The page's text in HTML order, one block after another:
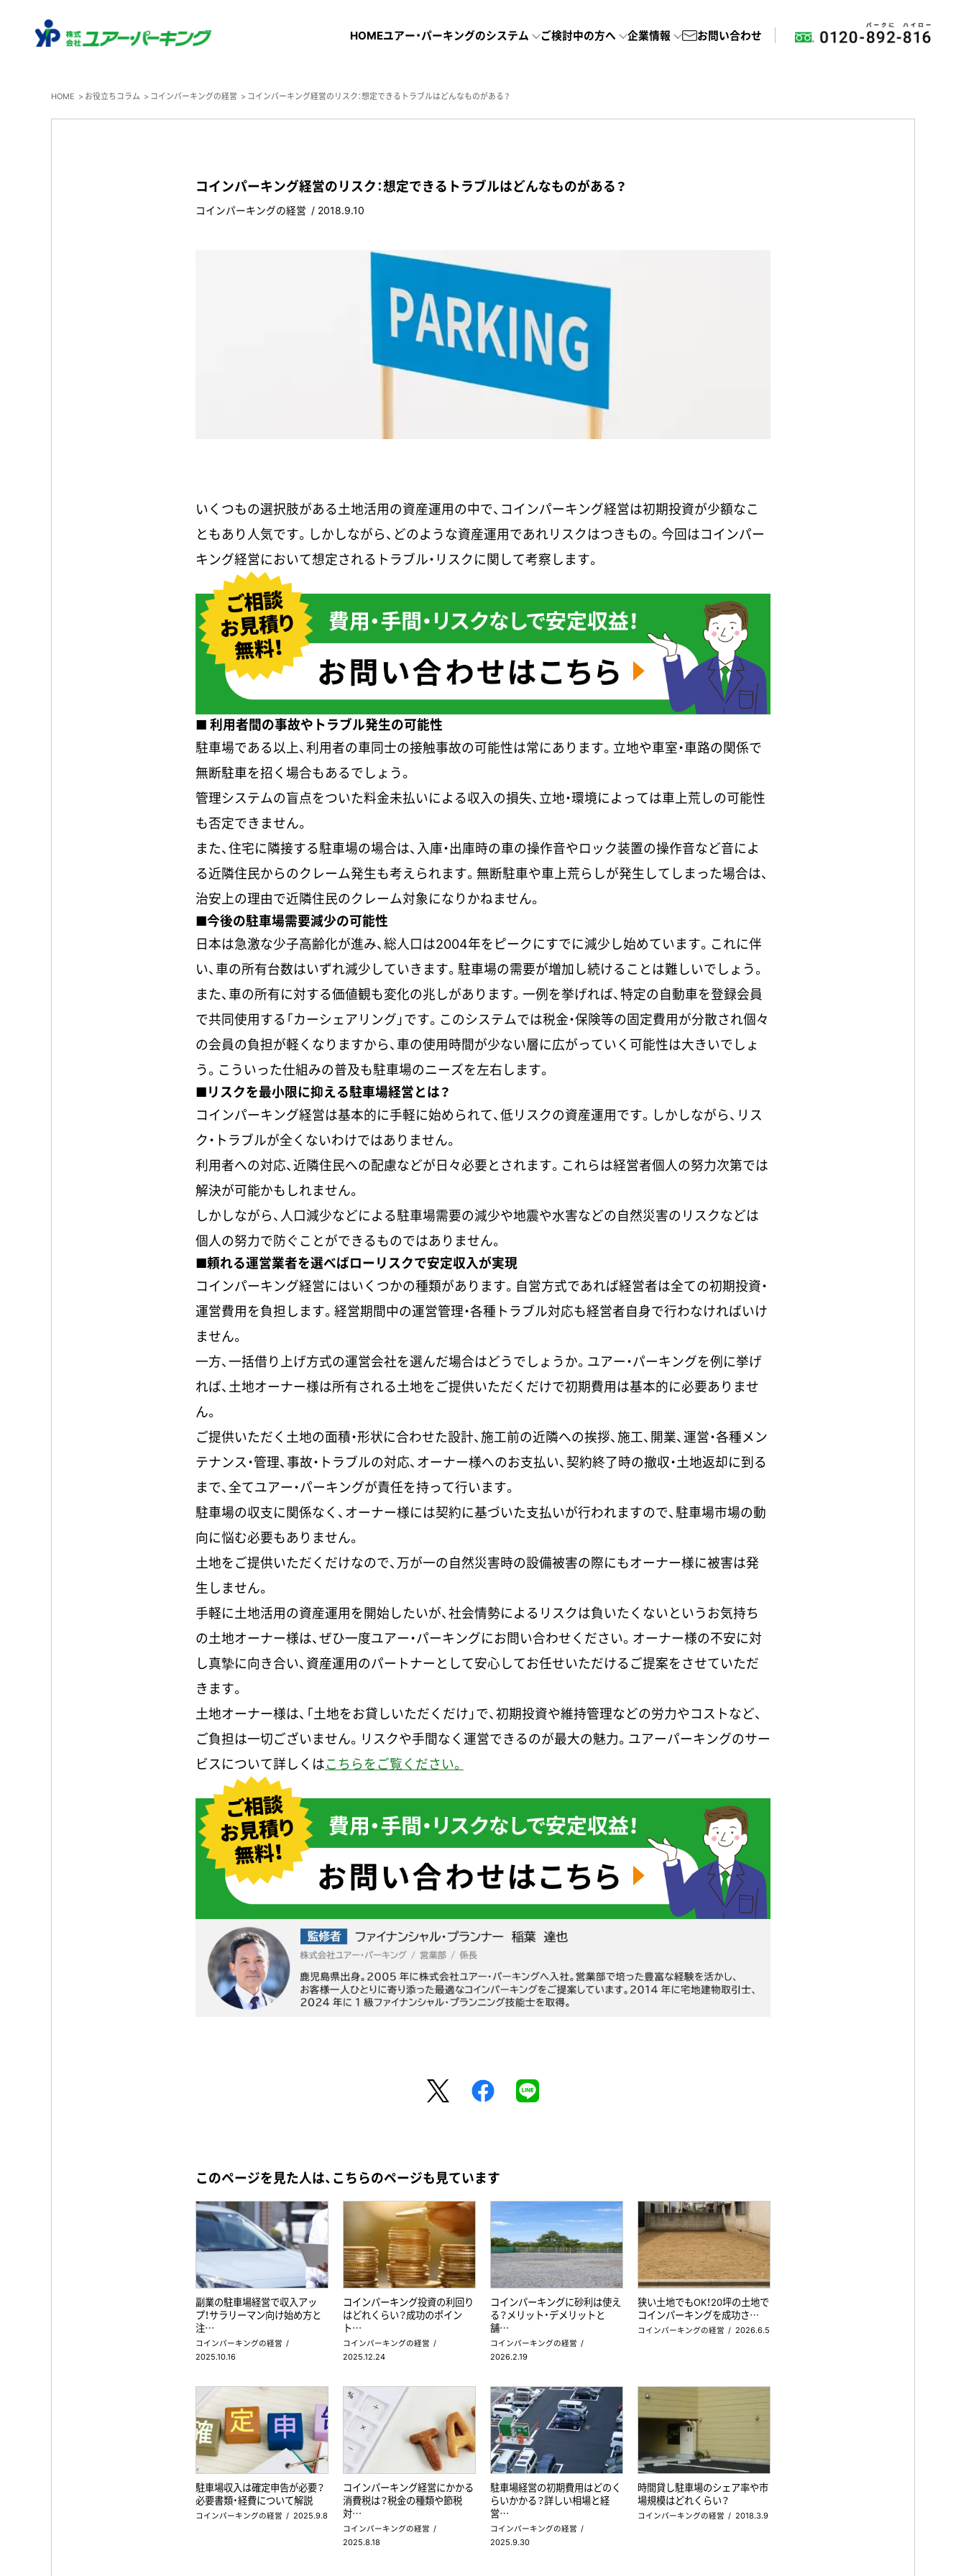
HOMEユアー・パーキングのシステム ご検討中の方へ 企業情報 お問い合わせ
HOME お役立ちコラム コインパーキングの経営 コインパーキング経営のリスク：想定できるトラブルはどんなものがある？
コインパーキングの経営 2018.9.10
コインパーキング経営のリスク：想定できるトラブルはどんなものがある？
いくつもの選択肢がある土地活用の資産運用の中で、コインパーキング経営は初期投資が少額なこ
ともあり人気です。しかしながら、どのような資産運用であれリスクはつきもの。今回はコインパー
キング経営において想定されるトラブル・リスクに関して考察します。
■ 利用者間の事故やトラブル発生の可能性
駐車場である以上、利用者の車同士の接触事故の可能性は常にあります。立地や車室・車路の関係で
無断駐車を招く場合もあるでしょう。
管理システムの盲点をついた料金未払いによる収入の損失、立地・環境によっては車上荒しの可能性
も否定できません。
また、住宅に隣接する駐車場の場合は、入庫・出庫時の車の操作音やロック装置の操作音など音によ
る近隣住民からのクレーム発生も考えられます。無断駐車や車上荒らしが発生してしまった場合は、
治安上の理由で近隣住民のクレーム対象になりかねません。
■今後の駐車場需要減少の可能性
日本は急激な少子高齢化が進み、総人口は2004年をピークにすでに減少し始めています。これに伴
い、車の所有台数はいずれ減少していきます。駐車場の需要が増加し続けることは難しいでしょう。
また、車の所有に対する価値観も変化の兆しがあります。一例を挙げれば、特定の自動車を登録会員
で共同使用する「カーシェアリング」です。このシステムでは税金・保険等の固定費用が分散され個々
の会員の負担が軽くなりますから、車の使用時間が少ない層に広がっていく可能性は大きいでしょ
う。こういった仕組みの普及も駐車場のニーズを左右します。
■リスクを最小限に抑える駐車場経営とは？
コインパーキング経営は基本的に手軽に始められて、低リスクの資産運用です。しかしながら、リス
ク・トラブルが全くないわけではありません。
利用者への対応、近隣住民への配慮などが日々必要とされます。これらは経営者個人の努力次第では
解決が可能かもしれません。
しかしながら、人口減少などによる駐車場需要の減少や地震や水害などの自然災害のリスクなどは
個人の努力で防ぐことができるものではありません。
■頼れる運営業者を選べばローリスクで安定収入が実現
コインパーキング経営にはいくつかの種類があります。自営方式であれば経営者は全ての初期投資・
運営費用を負担します。経営期間中の運営管理・各種トラブル対応も経営者自身で行わなければいけ
ません。
一方、一括借り上げ方式の運営会社を選んだ場合はどうでしょうか。ユアー・パーキングを例に挙げ
れば、土地オーナー様は所有される土地をご提供いただくだけで初期費用は基本的に必要ありませ
ん。
ご提供いただく土地の面積・形状に合わせた設計、施工前の近隣への挨拶、施工、開業、運営・各種メン
テナンス・管理、事故・トラブルの対応、オーナー様へのお支払い、契約終了時の撤収・土地返却に到る
まで、全てユアー・パーキングが責任を持って行います。
駐車場の収支に関係なく、オーナー様には契約に基づいた支払いが行われますので、駐車場市場の動
向に悩む必要もありません。
土地をご提供いただくだけなので、万が一の自然災害時の設備被害の際にもオーナー様に被害は発
生しません。
手軽に土地活用の資産運用を開始したいが、社会情勢によるリスクは負いたくないというお気持ち
の土地オーナー様は、ぜひ一度ユアー・パーキングにお問い合わせください。オーナー様の不安に対
し真摯に向き合い、資産運用のパートナーとして安心してお任せいただけるご提案をさせていただ
きます。
土地オーナー様は、「土地をお貸しいただくだけ」で、初期投資や維持管理などの労力やコストなど、
ご負担は一切ございません。リスクや手間なく運営できるのが最大の魅力。ユアーパーキングのサー
ビスについて詳しくはこちらをご覧ください。
このページを見た人は、こちらのページも見ています
副業の駐車場経営で収入アッ
プ！サラリーマン向け始め方と
注…
2025.10.16
コインパーキングの経営
コインパーキング投資の利回り
はどれくらい？成功のポイン
ト…
2025.12.24
コインパーキングの経営
コインパーキングに砂利は使え
る？メリット・デメリットと
舗…
2026.2.19
コインパーキングの経営
狭い土地でもOK！20坪の土地で
コインパーキングを成功さ…
2026.6.5
コインパーキングの経営
駐車場収入は確定申告が必要？
必要書類・経費について解説
2025.9.8
コインパーキングの経営
コインパーキング経営にかかる
消費税は？税金の種類や節税
対…
2025.8.18
コインパーキングの経営
駐車場経営の初期費用はどのく
らいかかる？詳しい相場と経
営…
2025.9.30
コインパーキングの経営
時間貸し駐車場のシェア率や市
場規模はどれくらい？
2018.3.9
コインパーキングの経営